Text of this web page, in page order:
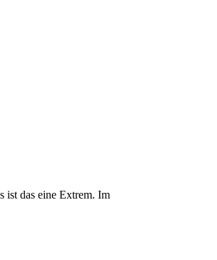
ist das eine Extrem. Im